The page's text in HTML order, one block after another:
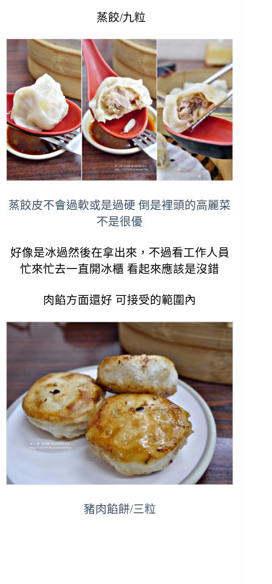
蒸餃/九粒
蒸餃皮不會過軟或是過硬 倒是裡頭的高麗菜
不是很優
好像是冰過然後在拿出來， 不過看工作人員
忙來忙去一直開冰櫃 看起來應該是沒錯
肉餡方面還好 可接受的範圍內
豬肉餡餅/三粒